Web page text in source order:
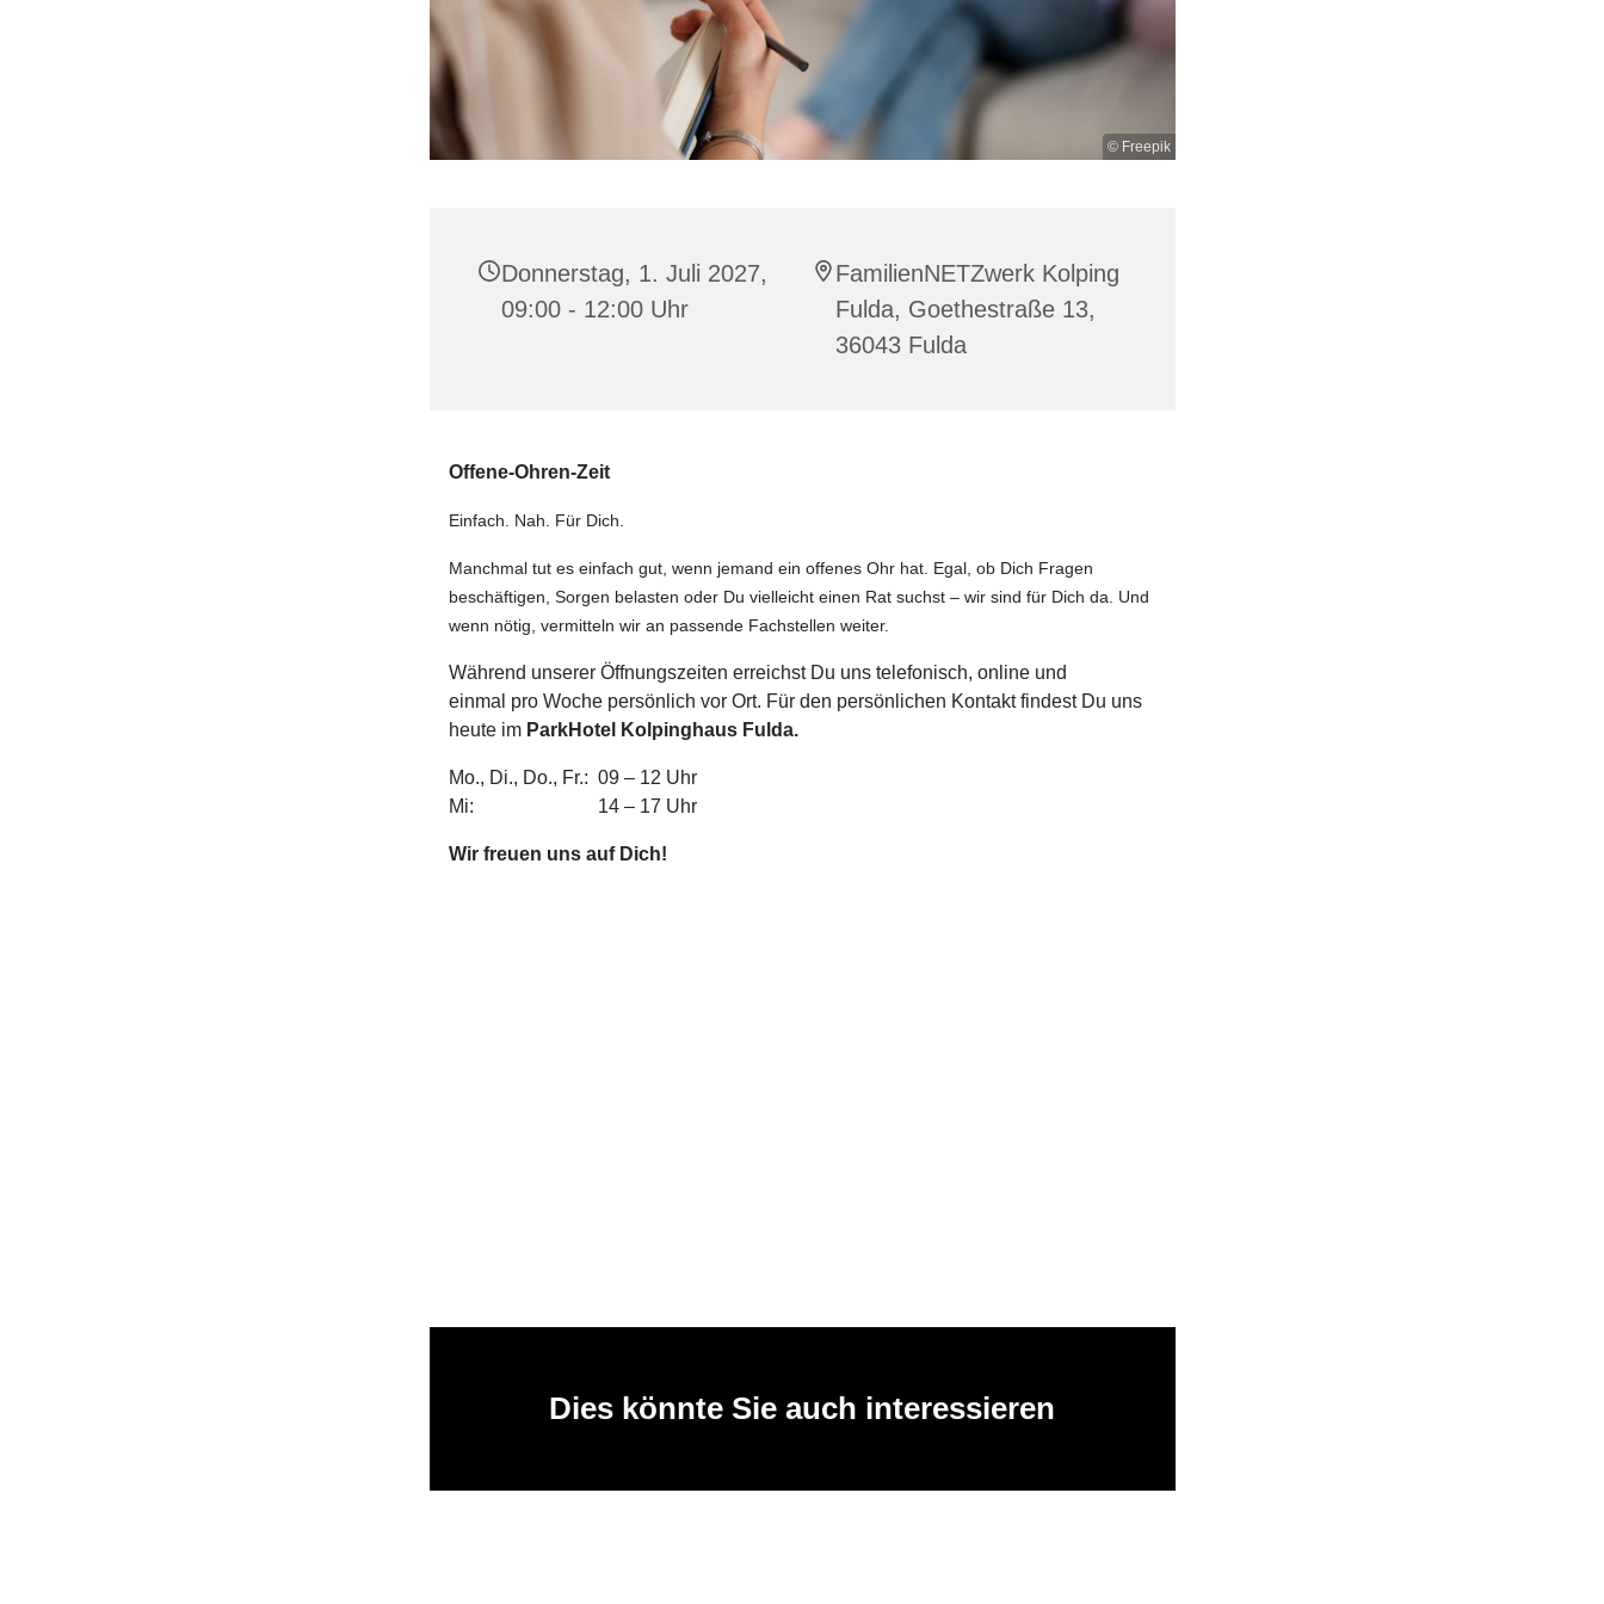
© Freepik
Donnerstag, 1. Juli 2027,
09:00 - 12:00 Uhr
FamilienNETZwerk Kolping
Fulda, Goethestraße 13,
36043 Fulda
️Offene-Ohren-Zeit
Einfach. Nah. Für Dich.
Manchmal tut es einfach gut, wenn jemand ein offenes Ohr hat. Egal, ob Dich Fragen
beschäftigen, Sorgen belasten oder Du vielleicht einen Rat suchst – wir sind für Dich da. Und
wenn nötig, vermitteln wir an passende Fachstellen weiter.
Während unserer Öffnungszeiten erreichst Du uns telefonisch, online und
einmal pro Woche persönlich vor Ort. Für den persönlichen Kontakt findest Du uns
heute im ParkHotel Kolpinghaus Fulda.
Mo., Di., Do., Fr.: 09 – 12 Uhr
Mi: 14 – 17 Uhr
Wir freuen uns auf Dich!
Dies könnte Sie auch interessieren